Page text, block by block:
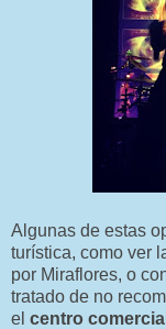
Algunas de estas
turística, como ver
por Miraflores, o
tratado de no
el centro